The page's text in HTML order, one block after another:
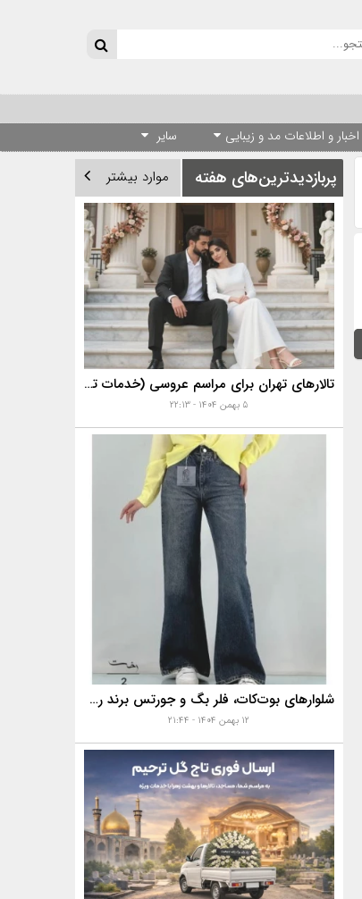
اخبار و اطلاعات مد و زیبایی سایر
پربازدیدترین‌های هفته موارد بیشتر
تالارهای تهران برای مراسم عروسی (خدمات تالارهای برتر)
۵ بهمن ۱۴۰۴ - ۲۲:۱۳
شلوارهای بوت‌کات، فلر بگ و جورتس برند رخت
۱۲ بهمن ۱۴۰۴ - ۲۱:۴۴